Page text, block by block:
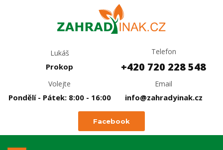
Lukáš
Prokop
Telefon
+420 720 228 548
Volejte
Pondělí - Pátek: 8:00 - 16:00
Email
info@zahradyinak.cz
Facebook